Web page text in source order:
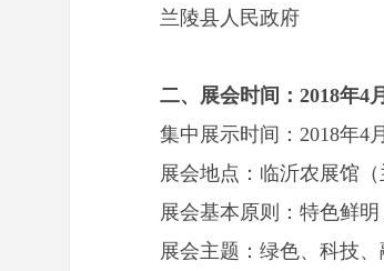
兰陵县人民政府
二、展会时间：2018年4
集中展示时间：2018年4
展会地点：临沂农展馆（
展会基本原则：特色鲜
展会主题：绿色、科技